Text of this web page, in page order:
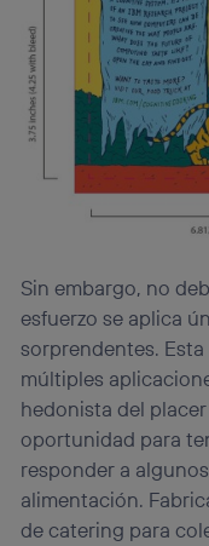
Sin embargo, no
esfuerzo se aplica
sorprendentes.
múltiples
hedonista del
oportunidad para
responder a
alimentación.
de catering para